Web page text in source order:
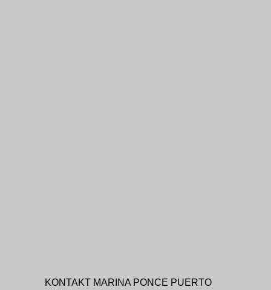
KONTAKT MARINA PONCE PUERTO